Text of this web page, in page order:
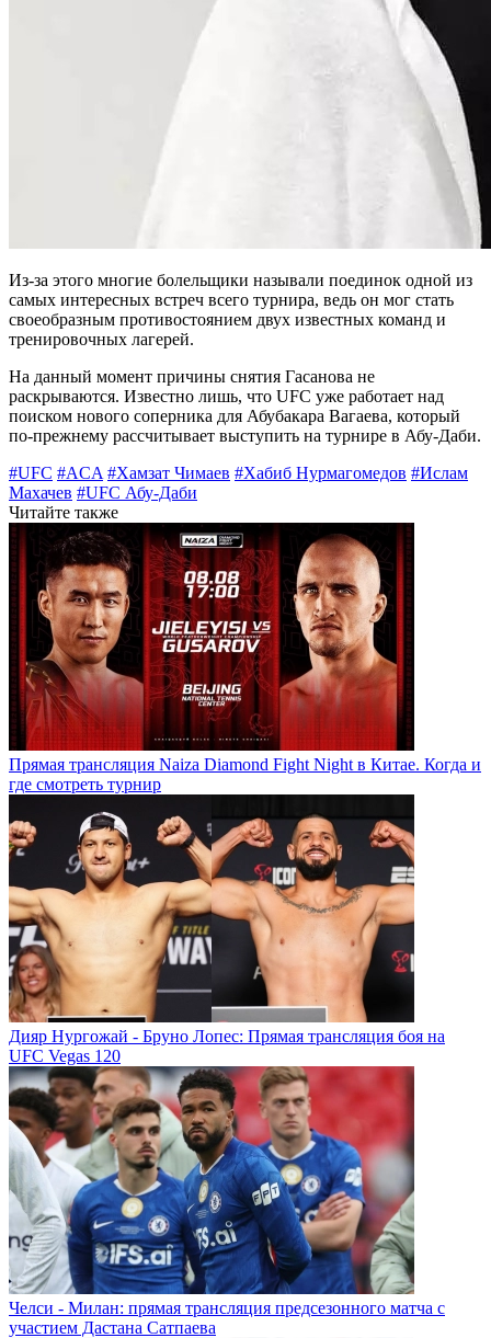
Из-за этого многие болельщики называли поединок одной из
самых интересных встреч всего турнира, ведь он мог стать
своеобразным противостоянием двух известных команд и
тренировочных лагерей.
На данный момент причины снятия Гасанова не
раскрываются. Известно лишь, что UFC уже работает над
поиском нового соперника для Абубакара Вагаева, который
по-прежнему рассчитывает выступить на турнире в Абу-Даби.
#UFC #ACA #Хамзат Чимаев #Хабиб Нурмагомедов #Ислам
Махачев #UFC Абу-Даби
Читайте также
Прямая трансляция Naiza Diamond Fight Night в Китае. Когда и
где смотреть турнир
Дияр Нургожай - Бруно Лопес: Прямая трансляция боя на
UFC Vegas 120
Челси - Милан: прямая трансляция предсезонного матча с
участием Дастана Сатпаева